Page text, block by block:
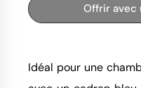
Offrir avec
Idéal pour une